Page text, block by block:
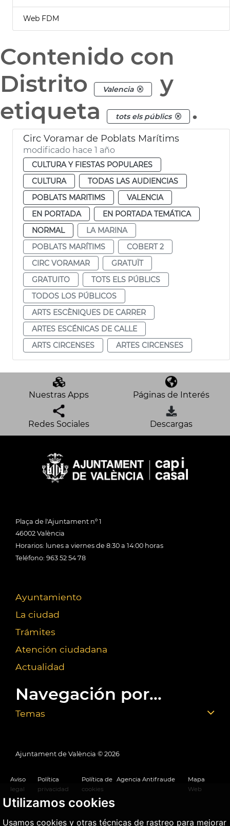
Utilizamos cookies
Usamos cookies y otras técnicas de rastreo para mejorar
Web FDM
Contenido con
Distrito
Valencia
y
etiqueta
tots els públics .
Circ Voramar de Poblats Marítims
modificado hace 1 año
CULTURA Y FIESTAS POPULARES
CULTURA
TODAS LAS AUDIENCIAS
POBLATS MARITIMS
VALENCIA
EN PORTADA
EN PORTADA TEMÁTICA
NORMAL
LA MARINA
POBLATS MARÍTIMS
COBERT 2
CIRC VORAMAR
GRATUÏT
GRATUITO
TOTS ELS PÚBLICS
TODOS LOS PÚBLICOS
ARTS ESCÈNIQUES DE CARRER
ARTES ESCÉNICAS DE CALLE
ARTS CIRCENSES
ARTES CIRCENSES
Nuestras Apps Páginas de Interés
Redes Sociales Descargas
Plaça de l'Ajuntament nº 1
46002 València
Horarios: lunes a viernes de 8:30 a 14:00 horas
Teléfono: 963 52 54 78
Ayuntamiento
La ciudad
Trámites
Atención ciudadana
Actualidad
Navegación por...
Temas
Ajuntament de València © 2026
Aviso
legal
Política
privacidad
Política de
cookies
Agencia Antifraude
Mapa
Web